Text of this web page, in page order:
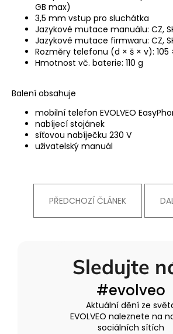
GB max)
3,5 mm vstup pro sluchátka
Jazykové mutace manuálu: CZ, SK,
Jazykové mutace firmwaru: CZ, SK,
Rozměry telefonu (d × š × v): 105
Hmotnost vč. baterie: 110 g
Balení obsahuje
mobilní telefon EVOLVEO
nabíjecí stojánek
síťovou nabíječku 230 V
uživatelský manuál
PŘEDCHOZÍ ČLÁNEK
Sledujte
#evolveo
Aktuální dění ze
EVOLVEO naleznete na
sociálních sítích